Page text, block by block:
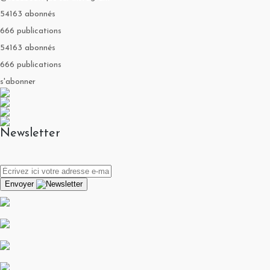
54163 abonnés
666 publications
54163 abonnés
666 publications
s'abonner
Newsletter
Envoyer